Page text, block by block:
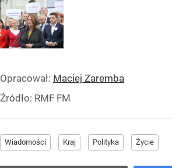
Opracował: Maciej Zaremba
Źródło: RMF FM
Wiadomości Kraj Polityka Życie